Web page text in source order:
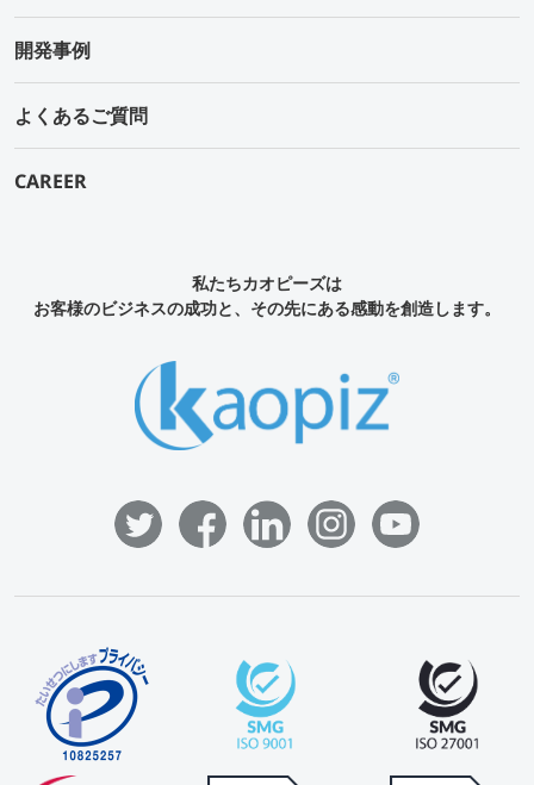
開発事例
よくあるご質問
CAREER
私たちカオピーズは
お客様のビジネスの成功と、その先にある感動を創造します。